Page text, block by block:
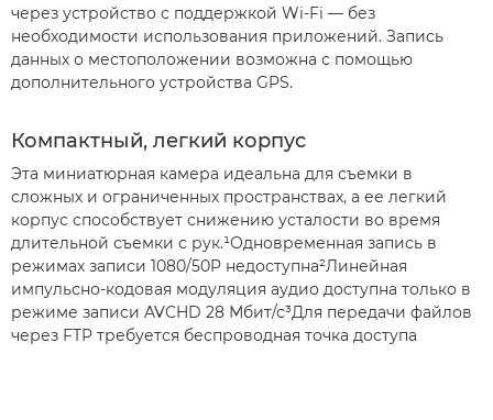
через устройство с поддержкой Wi-Fi — без
необходимости использования приложений. Запись
данных о местоположении возможна с помощью
дополнительного устройства GPS.
Компактный, легкий корпус
Эта миниатюрная камера идеальна для съемки в
сложных и ограниченных пространствах, а ее легкий
корпус способствует снижению усталости во время
длительной съемки с рук.¹Одновременная запись в
режимах записи 1080/50P недоступна²Линейная
импульсно-кодовая модуляция аудио доступна только в
режиме записи AVCHD 28 Мбит/с³Для передачи файлов
через FTP требуется беспроводная точка доступа